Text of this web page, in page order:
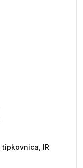
tipkovnica, IR